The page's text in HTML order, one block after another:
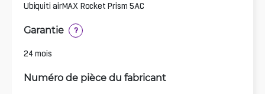
Ubiquiti airMAX Rocket Prism 5AC
Garantie ?
24 mois
Numéro de pièce du fabricant